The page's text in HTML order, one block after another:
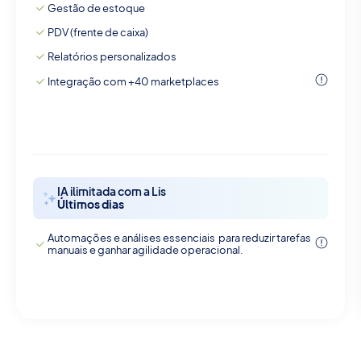
Gestão de estoque
PDV (frente de caixa)
Relatórios personalizados
Integração com +40 marketplaces
IA ilimitada com a Lis
Últimos dias
Automações e análises essenciais para reduzir tarefas
manuais e ganhar agilidade operacional.